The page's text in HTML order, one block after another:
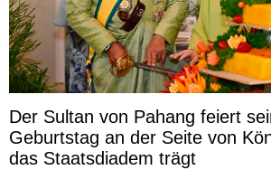
Der Sultan von Pahang feiert
Geburtstag an der Seite von
das Staatsdiadem trägt